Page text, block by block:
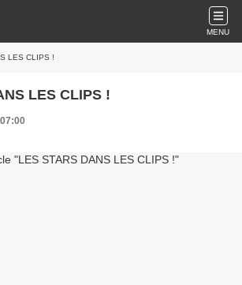
MENU
LES CLIPS !
LES CLIPS !